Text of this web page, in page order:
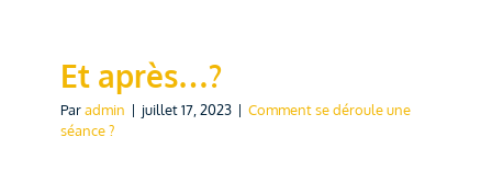
Contactez-moi
Et après…?
Paradmin | juillet 17, 2023 | Comment se déroule une
séance ?